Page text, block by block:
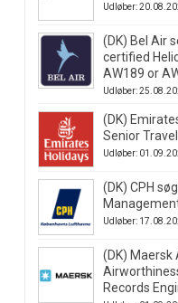
Udløber:
(DK) Bel Air
certified
AW189 or
Udløber:
(DK)
Senior
Udløber:
(DK) CPH
Udløber:
(DK) Maersk
Records